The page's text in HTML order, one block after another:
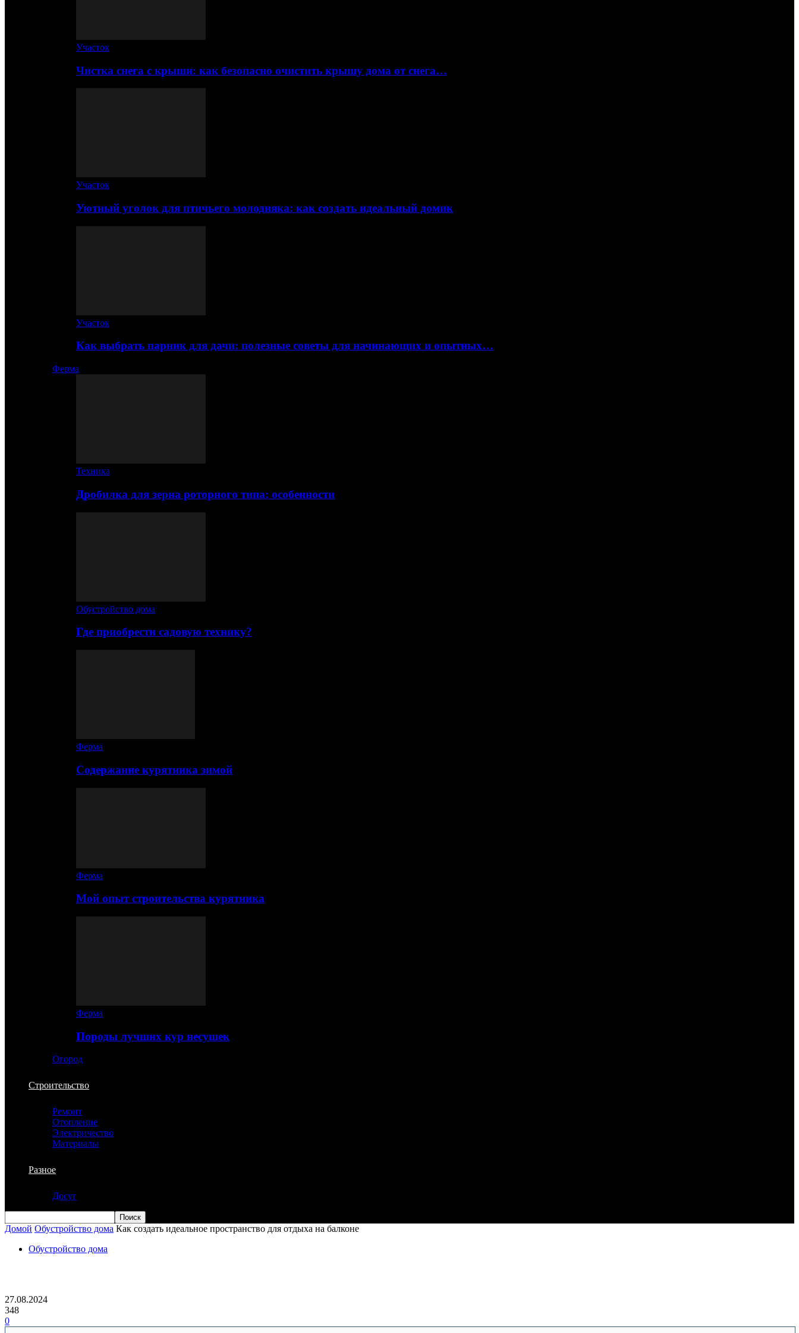
Участок
Чистка снега с крыши: как безопасно очистить крышу дома от снега…
Участок
Уютный уголок для птичьего молодняка: как создать идеальный домик
Участок
Как выбрать парник для дачи: полезные советы для начинающих и опытных…
Ферма
Техника
Дробилка для зерна роторного типа: особенности
Обустройство дома
Где приобрести садовую технику?
Ферма
Содержание курятника зимой
Ферма
Мой опыт строительства курятника
Ферма
Породы лучших кур несушек
Огород
Строительство
Ремонт
Отопление
Электричество
Материалы
Разное
Досуг
Домой Обустройство дома Как создать идеальное пространство для отдыха на балконе
Обустройство дома
27.08.2024
348
0